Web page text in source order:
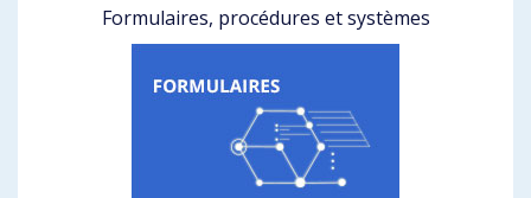
Formulaires, procédures et systèmes